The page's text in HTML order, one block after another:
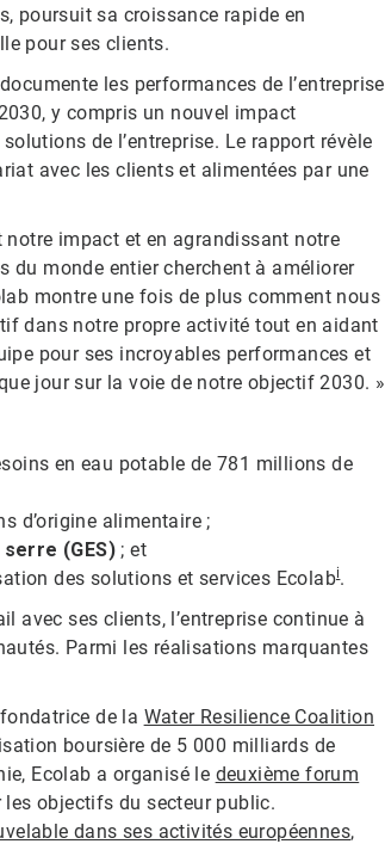
poursuit sa croissance rapide en
pour ses clients.
documente les performances de l’entreprise
y compris un nouvel impact
de l’entreprise. Le rapport révèle
avec les clients et alimentées par une
notre impact et en agrandissant notre
du monde entier cherchent à améliorer
montre une fois de plus comment nous
dans notre propre activité tout en aidant
pour ses incroyables performances et
jour sur la voie de notre objectif 2030. »
en eau potable de 781 millions de
d’origine alimentaire ;
(GES) ; et
des solutions et services Ecolabi.
avec ses clients, l’entreprise continue à
Parmi les réalisations marquantes
de la Water Resilience Coalition
boursière de 5 000 milliards de
Ecolab a organisé le deuxième forum
les objectifs du secteur public.
dans ses activités européennes,